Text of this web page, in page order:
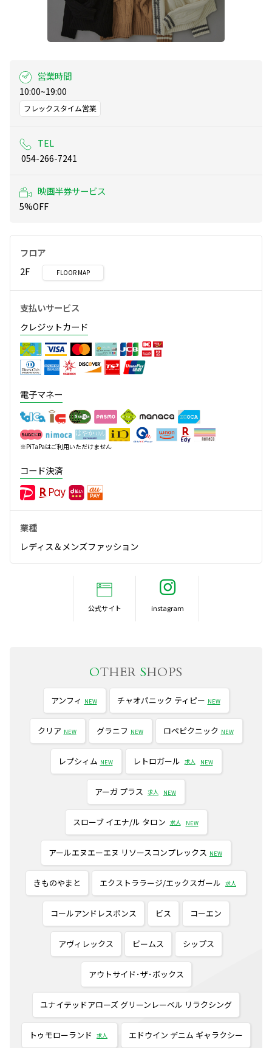
営業時間
10:00~19:00
フレックスタイム営業
TEL
054-266-7241
映画半券サービス
5%OFF
フロア
2F
FLOOR MAP
支払いサービス
クレジットカード
電子マネー
※PiTaPaはご利用いただけません
コード決済
業種
レディス＆メンズファッション
公式サイト
OTHER SHOPS
アンフィ NEW チャオパニック ティピー NEW
クリア NEW グラニフ NEW ロペピクニック NEW
レプシィム NEW レトロガール 求人 NEW
アーガ プラス 求人 NEW
スローブ イエナ/ル タロン 求人 NEW
アールエヌエーエヌ リソースコンプレックス NEW
きものやまと エクストララージ/エックスガール 求人
コールアンドレスポンス ビス コーエン
アヴィレックス ビームス シップス
アウトサイド･ザ･ボックス
ユナイテッドアローズ グリーンレーベル リラクシング
トゥモローランド 求人 エドウイン デニム ギャラクシー